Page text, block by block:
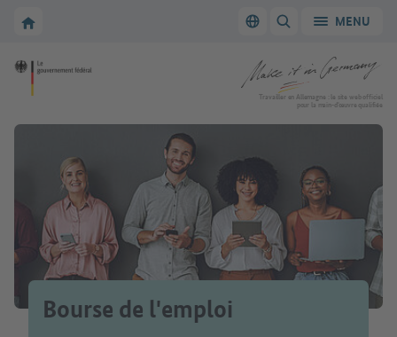
Vers la page d'accueil de Make it in GermanyChanger de langue
AFFICHER/MENU
Vers la page d'accueil de Make it in Germany
Travailler en Allemagne : le site web officiel
pour la main-d’œuvre qualifiée
Bourse de l'emploi